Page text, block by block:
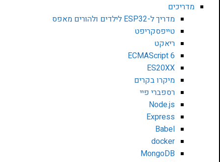
מדריכים
מדריך ל-ESP32 לילדים ולהורים מאפס
טייפסקריפט
ריאקט
ECMAScript 6
ES20XX
מיקרו בקרים
רספברי פיי
Node.js
Express
Babel
docker
MongoDB